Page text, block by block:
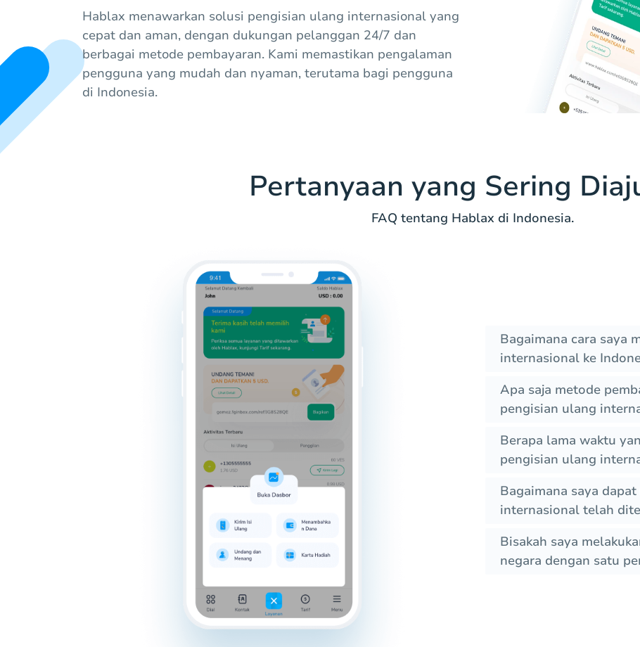
Hablax menawarkan solusi pengisian ulang internasional yang
cepat dan aman, dengan dukungan pelanggan 24/7 dan
berbagai metode pembayaran. Kami memastikan pengalaman
pengguna yang mudah dan nyaman, terutama bagi pengguna
di Indonesia.
Pertanyaan yang Sering
FAQ tentang Hablax di Indonesia.
Bagaimana cara saya
internasional ke
Apa saja metode
pengisian ulang
Berapa lama waktu
pengisian ulang
Bagaimana saya
internasional telah
Bisakah saya
negara dengan satu